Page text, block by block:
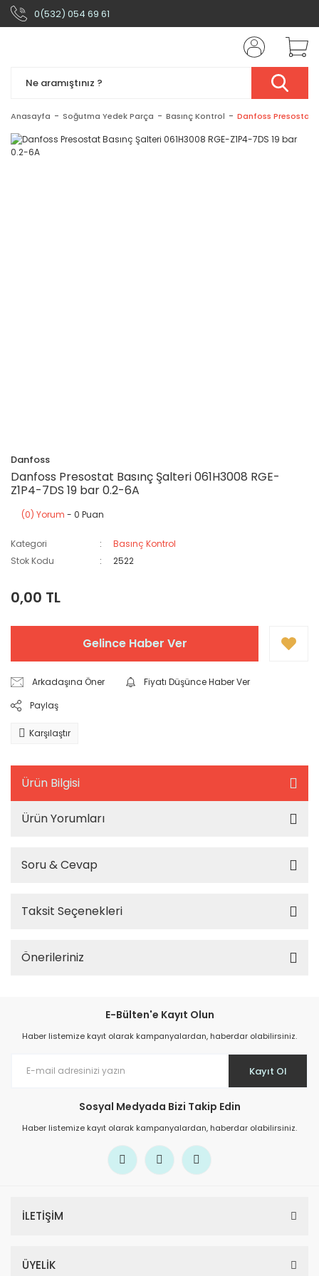
0(532) 054 69 61
Anasayfa Soğutma Yedek Parça Basınç Kontrol Danfoss Presostat
Danfoss
Danfoss Presostat Basınç Şalteri 061H3008 RGE-
Z1P4-7DS 19 bar 0.2-6A
(0) Yorum - 0 Puan
Kategori
Basınç Kontrol
Stok Kodu
2522
0,00 TL
Gelince Haber Ver
Arkadaşına Öner
Fiyatı Düşünce Haber Ver
Paylaş
Karşılaştır
Ürün Bilgisi
Ürün Yorumları
Soru & Cevap
Taksit Seçenekleri
Önerileriniz
E-Bülten'e Kayıt Olun
Haber listemize kayıt olarak kampanyalardan, haberdar olabilirsiniz.
Kayıt Ol
Sosyal Medyada Bizi Takip Edin
Haber listemize kayıt olarak kampanyalardan, haberdar olabilirsiniz.
İLETİŞİM
ÜYELİK